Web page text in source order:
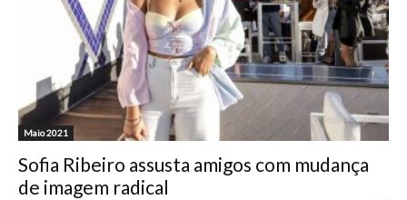
Maio 2021
Sofia Ribeiro assusta amigos com mudança
de imagem radical